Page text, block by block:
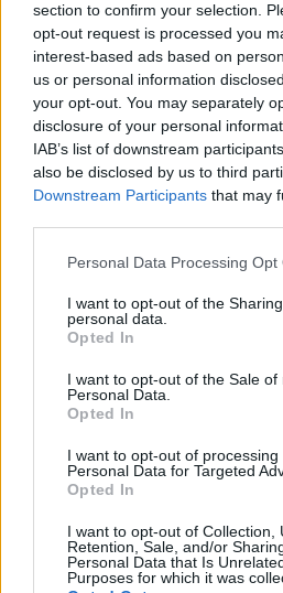
section to confirm your selection.
opt-out request is processed you
interest-based ads based on
us or personal information
your opt-out. You may separately
disclosure of your personal
IAB’s list of downstream
also be disclosed by us to third
Downstream Participants that may
Please note that this website/app
not limited to your visit or usage
grant or deny consent to Google
use your data for below specified
consent section.
Personal Data Processing Opt
I want to opt-out of the
personal data.
Opted In
I want to opt-out of the Sale of
Personal Data.
Opted In
I want to opt-out of processing
Personal Data for Targeted
Opted In
I want to opt-out of Collection,
Retention, Sale, and/or
Personal Data that Is
Purposes for which it was
Μια συνοδεία λεωφορείων
Μαριούπολη την Πέμπτη δεν
Πέμπτης.